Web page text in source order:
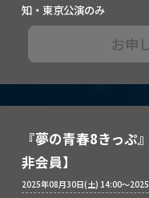
知・東京公演のみ
お申
『夢の青春8きっぷ
非会員】
2025年08月30日(土) 14:00～